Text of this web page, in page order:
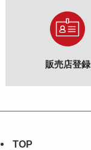
販売店登録
TOP